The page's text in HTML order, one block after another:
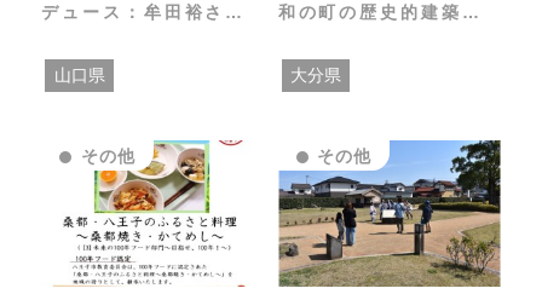
デュース：牟田裕さん
ンサートが開催されま
す！ 会場である六連島
にした野外コンサート
です！
山口県
和の町の歴史的建築物
レットを作成しまし
た！
大分県
その他 その他